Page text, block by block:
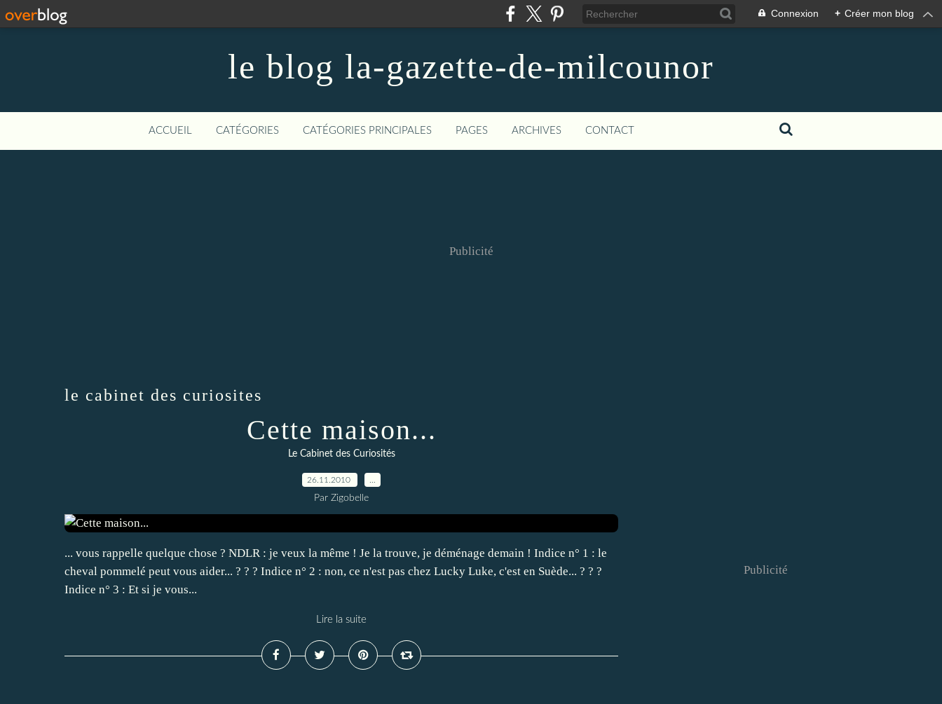
Connexion + Créer mon blog
le blog la-gazette-de-milcounor
ACCUEIL CATÉGORIES CATÉGORIES PRINCIPALES PAGES ARCHIVES CONTACT
Publicité
le cabinet des curiosites
Cette maison...
Le Cabinet des Curiosités
26.11.2010
Par Zigobelle
... vous rappelle quelque chose ? NDLR : je veux la même ! Je la trouve, je déménage demain ! Indice n° 1 : le
cheval pommelé peut vous aider... ? ? ? Indice n° 2 : non, ce n'est pas chez Lucky Luke, c'est en Suède... ? ? ?
Indice n° 3 : Et si je vous...
Lire la suite
Publicité